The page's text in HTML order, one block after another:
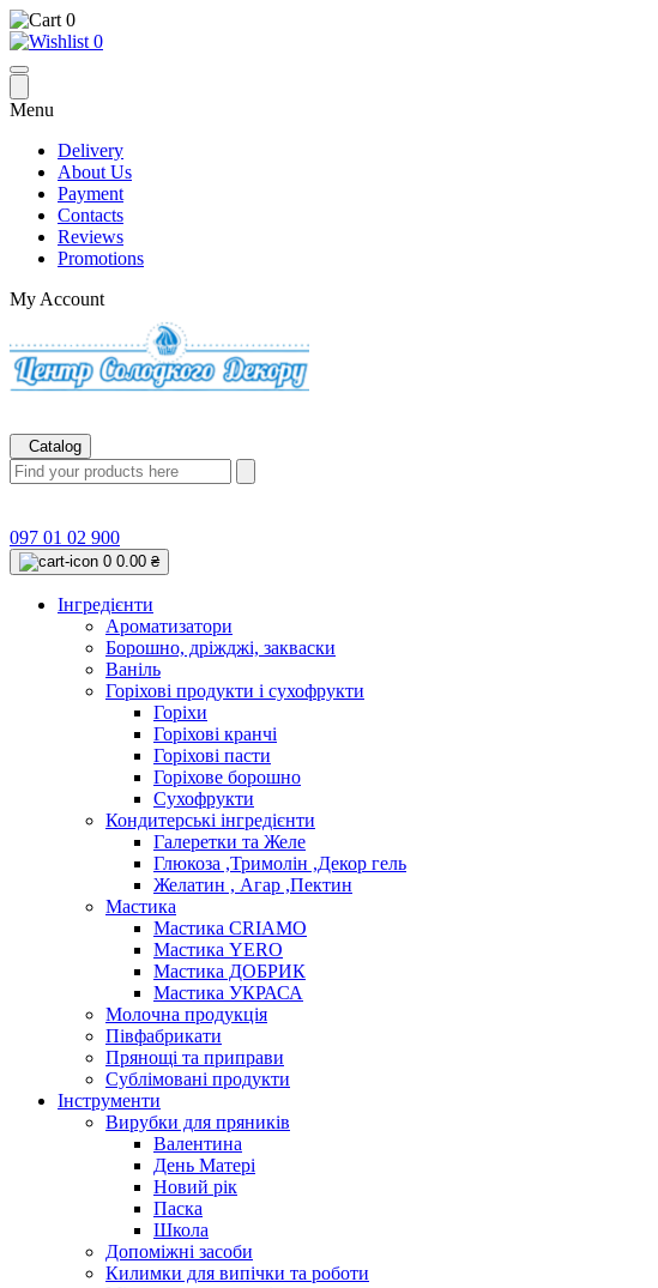
0
0
Menu
Delivery
About Us
Payment
Contacts
Reviews
Promotions
My Account
Catalog
097 01 02 900
0 0.00 ₴
Інгредієнти
Ароматизатори
Борошно, дріжджі, закваски
Ваніль
Горіхові продукти і сухофрукти
Горіхи
Горіхові кранчі
Горіхові пасти
Горіхове борошно
Сухофрукти
Кондитерські інгредієнти
Галеретки та Желе
Глюкоза ,Тримолін ,Декор гель
Желатин , Агар ,Пектин
Мастика
Мастика CRIAMO
Мастика YERO
Мастика ДОБРИК
Мастика УКРАСА
Молочна продукція
Півфабрикати
Прянощі та приправи
Сублімовані продукти
Інструменти
Вирубки для пряників
Валентина
День Матері
Новий рік
Паска
Школа
Допоміжні засоби
Килимки для випічки та роботи